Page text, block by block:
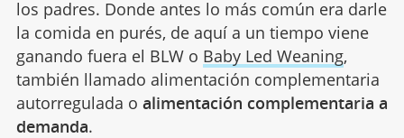
los padres. Donde antes lo más común era darle
la comida en purés, de aquí a un tiempo viene
ganando fuera el BLW o Baby Led Weaning,
también llamado alimentación complementaria
autorregulada o alimentación complementaria a
demanda.